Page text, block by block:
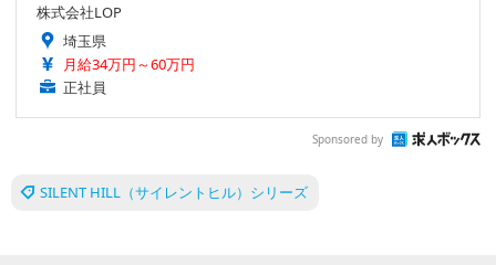
株式会社LOP
埼玉県
月給34万円～60万円
正社員
Sponsored by
SILENT HILL（サイレントヒル）シリーズ